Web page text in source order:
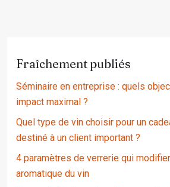
Fraîchement publiés
Séminaire en entreprise : quels
impact maximal ?
Quel type de vin choisir pour un
destiné à un client important ?
4 paramètres de verrerie qui
aromatique du vin